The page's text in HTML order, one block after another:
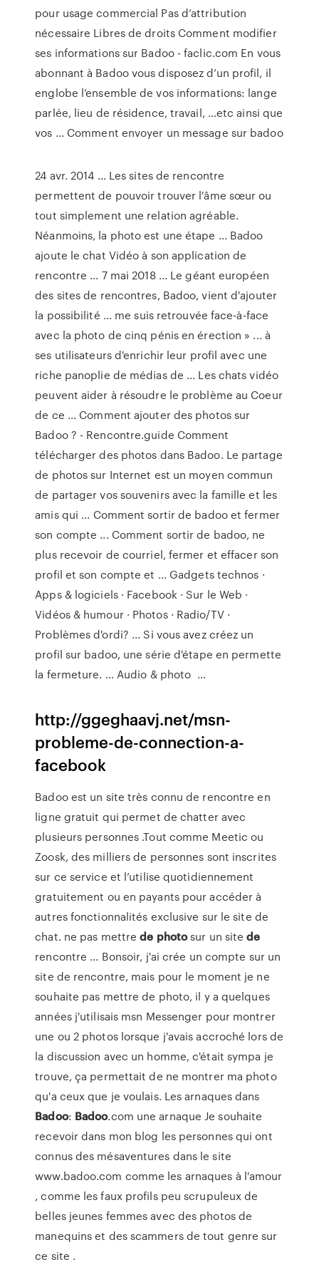
pour usage commercial Pas d’attribution
nécessaire Libres de droits Comment modifier
ses informations sur Badoo - faclic.com En vous
abonnant à Badoo vous disposez d’un profil, il
englobe l’ensemble de vos informations: lange
parlée, lieu de résidence, travail, …etc ainsi que
vos ... Comment envoyer un message sur badoo
24 avr. 2014 ... Les sites de rencontre
permettent de pouvoir trouver l'âme sœur ou
tout simplement une relation agréable.
Néanmoins, la photo est une étape ... Badoo
ajoute le chat Vidéo à son application de
rencontre ... 7 mai 2018 ... Le géant européen
des sites de rencontres, Badoo, vient d'ajouter
la possibilité ... me suis retrouvée face-à-face
avec la photo de cinq pénis en érection » ... à
ses utilisateurs d'enrichir leur profil avec une
riche panoplie de médias de ... Les chats vidéo
peuvent aider à résoudre le problème au Coeur
de ce ... Comment ajouter des photos sur
Badoo ? - Rencontre.guide Comment
télécharger des photos dans Badoo. Le partage
de photos sur Internet est un moyen commun
de partager vos souvenirs avec la famille et les
amis qui ... Comment sortir de badoo et fermer
son compte ... Comment sortir de badoo, ne
plus recevoir de courriel, fermer et effacer son
profil et son compte et ... Gadgets technos ·
Apps & logiciels · Facebook · Sur le Web ·
Vidéos & humour · Photos · Radio/TV ·
Problèmes d'ordi? ... Si vous avez créez un
profil sur badoo, une série d'étape en permette
la fermeture. ... Audio & photo ...
http://ggeghaavj.net/msn-
probleme-de-connection-a-
facebook
Badoo est un site très connu de rencontre en
ligne gratuit qui permet de chatter avec
plusieurs personnes .Tout comme Meetic ou
Zoosk, des milliers de personnes sont inscrites
sur ce service et l’utilise quotidiennement
gratuitement ou en payants pour accéder à
autres fonctionnalités exclusive sur le site de
chat. ne pas mettrede photosur un sitede
rencontre ... Bonsoir, j'ai crée un compte sur un
site de rencontre, mais pour le moment je ne
souhaite pas mettre de photo, il y a quelques
années j'utilisais msn Messenger pour montrer
une ou 2 photos lorsque j'avais accroché lors de
la discussion avec un homme, c'était sympa je
trouve, ça permettait de ne montrer ma photo
qu'a ceux que je voulais. Les arnaques dans
Badoo: Badoo.com une arnaque Je souhaite
recevoir dans mon blog les personnes qui ont
connus des mésaventures dans le site
www.badoo.com comme les arnaques à l'amour
, comme les faux profils peu scrupuleux de
belles jeunes femmes avec des photos de
manequins et des scammers de tout genre sur
ce site .